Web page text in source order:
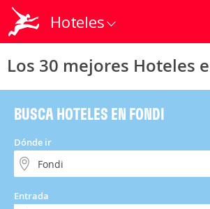
Hoteles
Los 30 mejores Hoteles
BUSCA HOTELES EN FONDI
Dónde ir
Entrada